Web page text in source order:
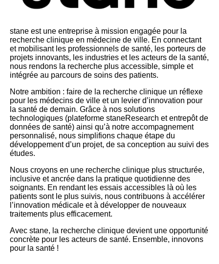
stane est une entreprise à mission engagée pour la
recherche clinique en médecine de ville. En connectant
et mobilisant les professionnels de santé, les porteurs de
projets innovants, les industries et les acteurs de la santé,
nous rendons la recherche plus accessible, simple et
intégrée au parcours de soins des patients.
Notre ambition : faire de la recherche clinique un réflexe
pour les médecins de ville et un levier d’innovation pour
la santé de demain. Grâce à nos solutions
technologiques (plateforme staneResearch et entrepôt de
données de santé) ainsi qu’à notre accompagnement
personnalisé, nous simplifions chaque étape du
développement d’un projet, de sa conception au suivi des
études.
Nous croyons en une recherche clinique plus structurée,
inclusive et ancrée dans la pratique quotidienne des
soignants. En rendant les essais accessibles là où les
patients sont le plus suivis, nous contribuons à accélérer
l’innovation médicale et à développer de nouveaux
traitements plus efficacement.
Avec stane, la recherche clinique devient une opportunité
concrète pour les acteurs de santé. Ensemble, innovons
pour la santé !